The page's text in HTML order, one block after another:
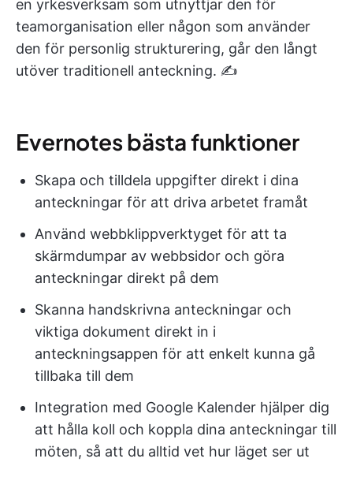
en yrkesverksam som utnyttjar den för
teamorganisation eller någon som använder
den för personlig strukturering, går den långt
utöver traditionell anteckning. ✍️
Evernotes bästa funktioner
Skapa och tilldela uppgifter direkt i dina
anteckningar för att driva arbetet framåt
Använd webbklippverktyget för att ta
skärmdumpar av webbsidor och göra
anteckningar direkt på dem
Skanna handskrivna anteckningar och
viktiga dokument direkt in i
anteckningsappen för att enkelt kunna gå
tillbaka till dem
Integration med Google Kalender hjälper dig
att hålla koll och koppla dina anteckningar till
möten, så att du alltid vet hur läget ser ut